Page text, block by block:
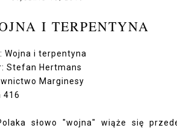
I TERPENTYNA
Wojna i terpentyna
Stefan Hertmans
Marginesy
416
słowo "wojna" wiąże się